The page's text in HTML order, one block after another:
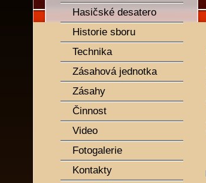
Hasičské desatero
Historie sboru
Technika
Zásahová jednotka
Zásahy
Činnost
Video
Fotogalerie
Kontakty